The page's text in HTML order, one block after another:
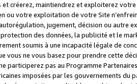
créerez, maintiendrez et exploiterez
ou votre exploitation de votre Site
jugement, décision ou autre
des données, la publicité et le
soumis à une incapacité légale de
vous ne vous basez pour prendre cette
participerez pas au Programme
imposées par les gouvernements du